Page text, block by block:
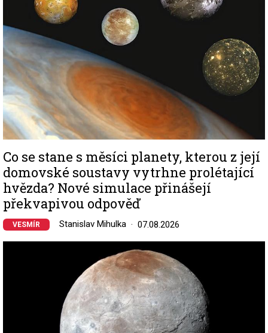
Co se stane s měsíci planety, kterou z její
domovské soustavy vytrhne prolétající
hvězda? Nové simulace přinášejí
překvapivou odpověď
VESMÍR Stanislav Mihulka 07.08.2026